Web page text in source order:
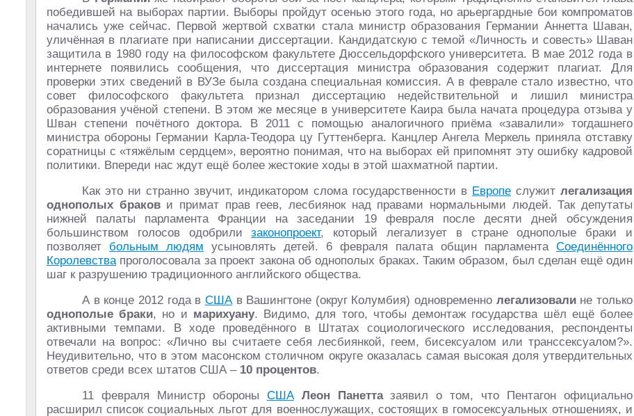
победившей на выборах партии. Выборы пройдут осенью этого года, но арьергардные бои компроматов
начались уже сейчас. Первой жертвой схватки стала министр образования Германии Аннетта Шаван,
уличённая в плагиате при написании диссертации. Кандидатскую с темой «Личность и совесть» Шаван
защитила в 1980 году на философском факультете Дюссельдорфского университета. В мае 2012 года в
интернете появились сообщения, что диссертация министра образования содержит плагиат. Для
проверки этих сведений в ВУЗе была создана специальная комиссия. А в феврале стало известно, что
совет философского факультета признал диссертацию недействительной и лишил министра
образования учёной степени. В этом же месяце в университете Каира была начата процедура отзыва у
Шван степени почётного доктора. В 2011 с помощью аналогичного приёма «завалили» тогдашнего
министра обороны Германии Карла-Теодора цу Гуттенберга. Канцлер Ангела Меркель приняла отставку
соратницы с «тяжёлым сердцем», вероятно понимая, что на выборах ей припомнят эту ошибку кадровой
политики. Впереди нас ждут ещё более жестокие ходы в этой шахматной партии.
Как это ни странно звучит, индикатором слома государственности в Европе служит легализация
однополых бракови примат прав геев, лесбиянок над правами нормальными людей. Так депутаты
нижней палаты парламента Франции на заседании 19 февраля после десяти дней обсуждения
большинством голосов одобрилизаконопроект, который легализует в стране однополые браки и
позволяет больным людям усыновлять детей. 6 февраля палата общин парламента Соединённого
Королевствапроголосовала за проект закона об однополых браках. Таким образом, был сделан ещё один
шаг к разрушению традиционного английского общества.
А в конце 2012 года в СШАв Вашингтоне (округ Колумбия) одновременно легализовалине только
однополые браки, но и марихуану. Видимо, для того, чтобы демонтаж государства шёл ещё более
активными темпами. В ходе проведённого в Штатах социологического исследования, респонденты
отвечали на вопрос: «Лично вы считаете себя лесбиянкой, геем, бисексуалом или транссексуалом?».
Неудивительно, что в этом масонском столичном округе оказалась самая высокая доля утвердительных
ответов среди всех штатов США – 10 процентов.
11 февраля Министр обороны США Леон Панеттазаявил о том, что Пентагон официально
расширил список социальных льгот для военнослужащих, состоящих в гомосексуальных отношениях, и